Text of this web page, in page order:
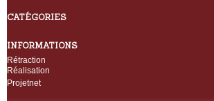
CATÉGORIES
INFORMATIONS
Rétraction
Réalisation
Projetnet